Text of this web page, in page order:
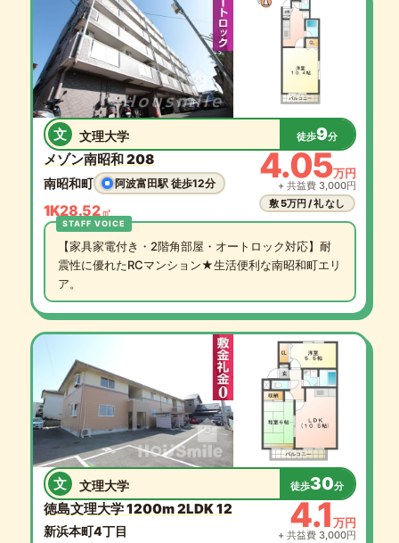
文 文理大学 徒歩9分
メゾン南昭和 208
南昭和町 阿波富田駅 徒歩12分
1K28.52㎡
4.05万円
+ 共益費 3,000円
敷 5万円 / 礼 なし
【家具家電付き・2階角部屋・オートロック対応】耐
震性に優れたRCマンション★生活便利な南昭和町エリ
ア。
文 文理大学 徒歩30分
徳島文理大学 1200m 2LDK 12
新浜本町4丁目 4.1万円
+ 共益費 3,000円